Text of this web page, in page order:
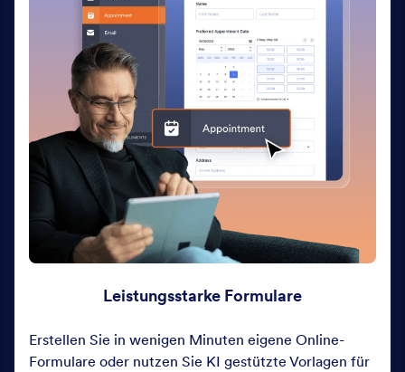
Leistungsstarke Formulare
Erstellen Sie in wenigen Minuten eigene Online-
Formulare oder nutzen Sie KI gestützte Vorlagen für